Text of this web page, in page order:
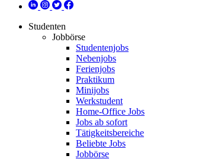
Studenten
Jobbörse
Studentenjobs
Nebenjobs
Ferienjobs
Praktikum
Minijobs
Werkstudent
Home-Office Jobs
Jobs ab sofort
Tätigkeitsbereiche
Beliebte Jobs
Jobbörse